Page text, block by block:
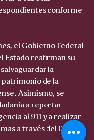
conforme
el Gobierno Federal
Estado reafirman su
la
de la
Asimismo, se
a reportar
al 911 y a realizar
a través del 089.